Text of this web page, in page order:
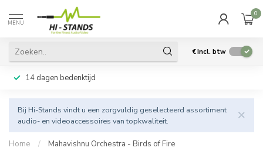
MENU
0
€Incl. btw
14 dagen bedenktijd
Bij Hi-Stands vindt u een zorgvuldig geselecteerd assortiment
audio- en videoaccessoires van topkwaliteit.
Home / Mahavishnu Orchestra - Birds of Fire